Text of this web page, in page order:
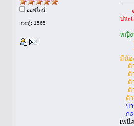
ออฟไลน์
กระทู้: 1565
ประ
หญิง
มีน้อ
ด้า
ด้า
ด้า
ด้า
ด้า
บ่
กล
เหนื่